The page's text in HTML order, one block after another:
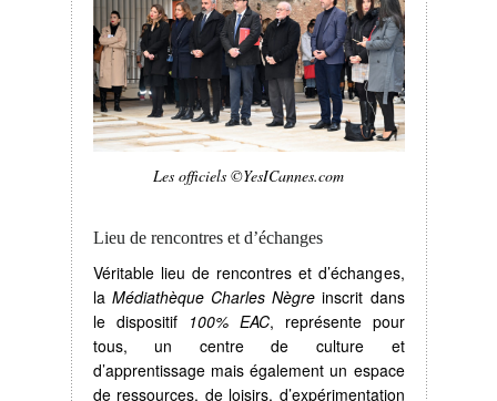
Les officiels ©YesICannes.com
Lieu de rencontres et d’échanges
Véritable lieu de rencontres et d’échanges,
la Médiathèque Charles Nègre inscrit dans
le dispositif 100% EAC, représente pour
tous, un centre de culture et
d’apprentissage mais également un espace
de ressources, de loisirs, d’expérimentation